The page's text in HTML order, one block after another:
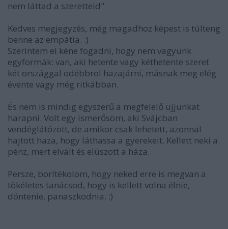
nem láttad a szeretteid"
Kedves megjegyzés, még magadhoz képest is túlteng
benne az empátia. :)
Szerintem el kéne fogadni, hogy nem vagyunk
egyformák: van, aki hetente vagy kéthetente szeret
két országgal odébbrol hazajárni, másnak meg elég
évente vagy még ritkábban.
És nem is mindig egyszerű a megfelelő ujjunkat
harapni. Volt egy ismerősöm, aki Svájcban
vendéglátózott, de amikor csak lehetett, azonnal
hajtott haza, hogy láthassa a gyerekeit. Kellett neki a
pénz, mert elvált és elúszott a háza.
Persze, borítékolom, hogy neked erre is megvan a
tökéletes tanácsod, hogy is kellett volna élnie,
döntenie, panaszkodnia. :)